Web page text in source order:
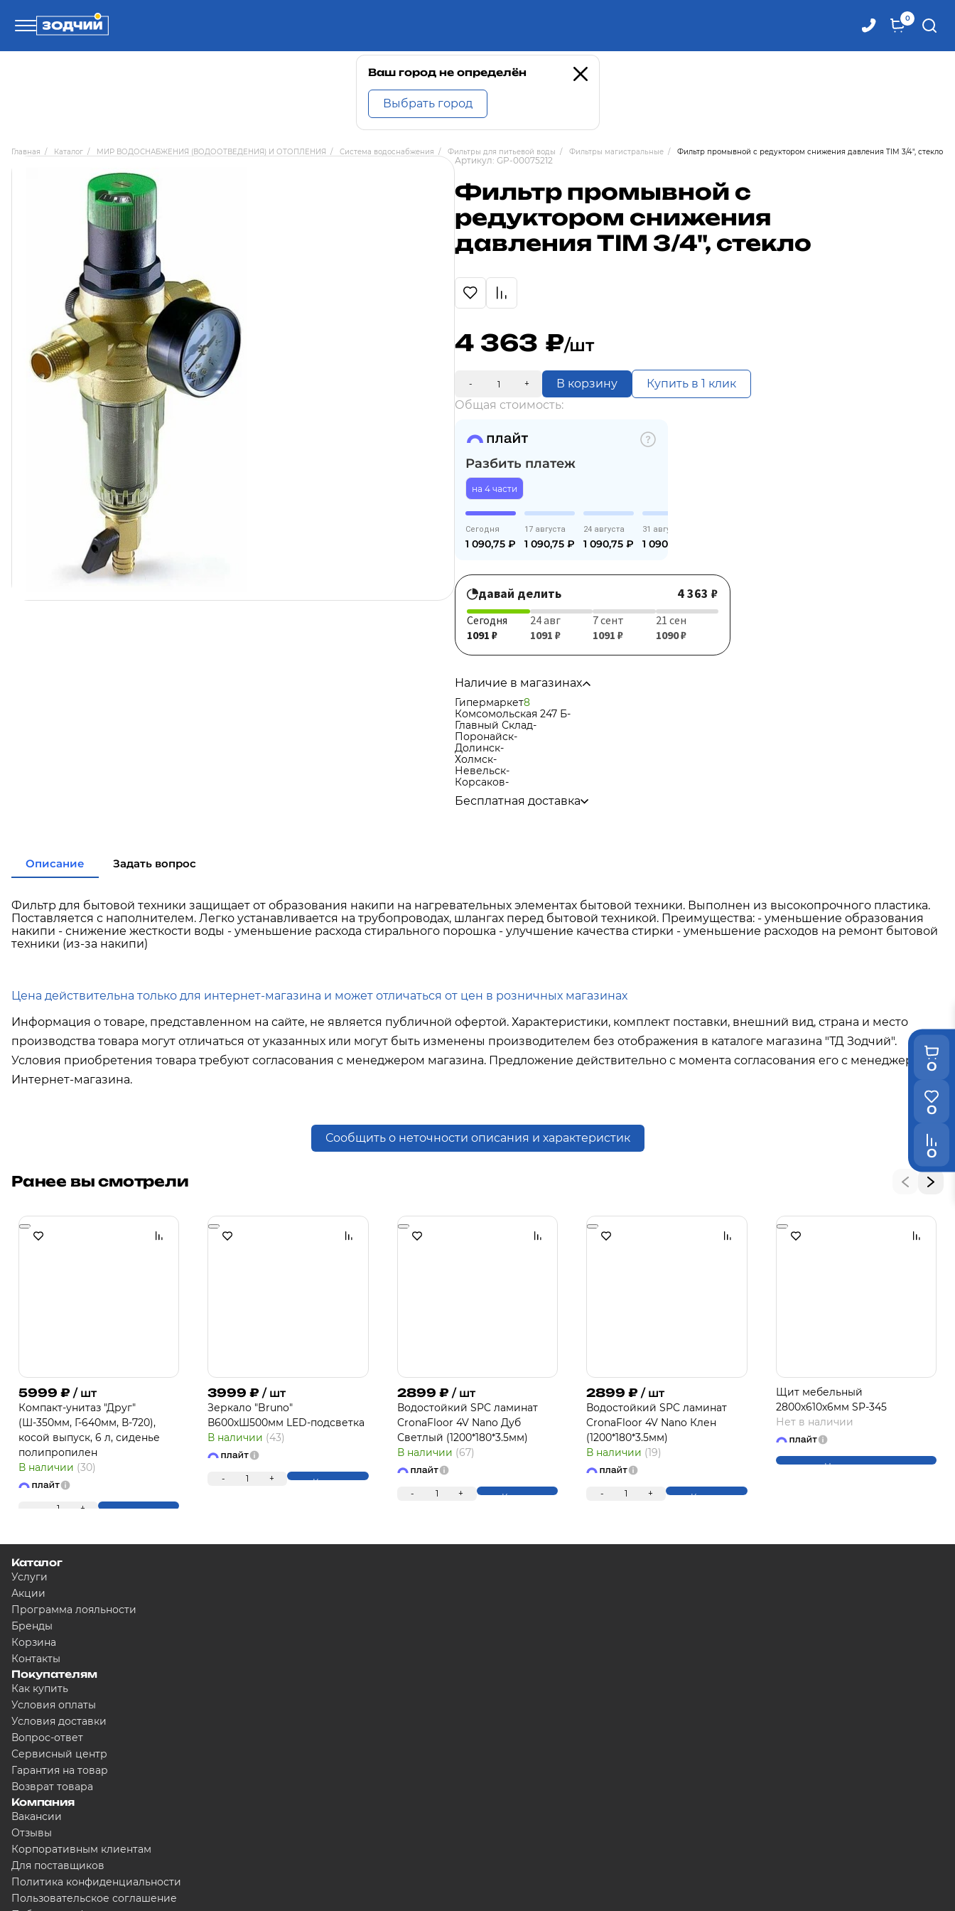
0
0
0
0
8 (4242) 30-00-72
Ваш город не определён
Выбрать город
Главная / Каталог / МИР ВОДОСНАБЖЕНИЯ (ВОДООТВЕДЕНИЯ) И ОТОПЛЕНИЯ / Система водоснабжения / Фильтры для питьевой воды / Фильтры магистральные / Фильтр промывной с редуктором снижения давления TIM 3/4", стекло
Артикул: GP-00075212
Фильтр промывной с
редуктором снижения
давления TIM 3/4", стекло
4 363 /шт
- + В корзину
Купить в 1 клик
Общая стоимость:
Разбить платеж
на 4 части
Сегодня
1 090,75 ₽
17 августа
1 090,75 ₽
24 августа
1 090,75 ₽
31 августа
1 090,75
ПЛАЙТ
давай делить 4 363 ₽
Сегодня
1091 ₽
24 авг
1091 ₽
7 сент
1091 ₽
21 сен
1090 ₽
Наличие в магазинах
Гипермаркет8
Комсомольская 247 Б-
Главный Склад-
Поронайск-
Долинск-
Холмск-
Невельск-
Корсаков-
Бесплатная доставка
Описание Задать вопрос
Фильтр для бытовой техники защищает от образования накипи на нагревательных элементах бытовой техники. Выполнен из высокопрочного пластика.
Поставляется с наполнителем. Легко устанавливается на трубопроводах, шлангах перед бытовой техникой. Преимущества: - уменьшение образования
накипи - снижение жесткости воды - уменьшение расхода стирального порошка - улучшение качества стирки - уменьшение расходов на ремонт бытовой
техники (из-за накипи)
Цена действительна только для интернет-магазина и может отличаться от цен в розничных магазинах
Информация о товаре, представленном на сайте, не является публичной офертой. Характеристики, комплект поставки, внешний вид, страна и место
производства товара могут отличаться от указанных или могут быть изменены производителем без отображения в каталоге магазина "ТД Зодчий".
Условия приобретения товара требуют согласования с менеджером магазина. Предложение действительно с момента согласования его с менеджером
Интернет-магазина.
Сообщить о неточности описания и характеристик
Ранее вы смотрели
5999 ₽ / шт
Компакт-унитаз "Друг"
(Ш-350мм, Г-640мм, В-720),
косой выпуск, 6 л, сиденье
полипропилен
В наличии (30)
1 + Купить
3999₽ / шт
Зеркало "Bruno"
В600хШ500мм LED-подсветка
В наличии (43)
- 1 + Купить
2899 ₽ / шт
Водостойкий SPC ламинат
CronaFloor 4V Nano Дуб
Светлый (1200*180*3.5мм)
В наличии (67)
- 1 + Купить
2899₽ / шт
Водостойкий SPC ламинат
CronaFloor 4V Nano Клен
(1200*180*3.5мм)
В наличии (19)
- 1 + Купить
Щит мебельный
2800х610х6мм SP-345
Нет в наличии
Нет в наличии
Каталог
Услуги
Акции
Программа лояльности
Бренды
Корзина
Контакты
Покупателям
Как купить
Условия оплаты
Условия доставки
Вопрос-ответ
Сервисный центр
Гарантия на товар
Возврат товара
Компания
Вакансии
Отзывы
Корпоративным клиентам
Для поставщиков
Политика конфиденциальности
Пользовательское соглашение